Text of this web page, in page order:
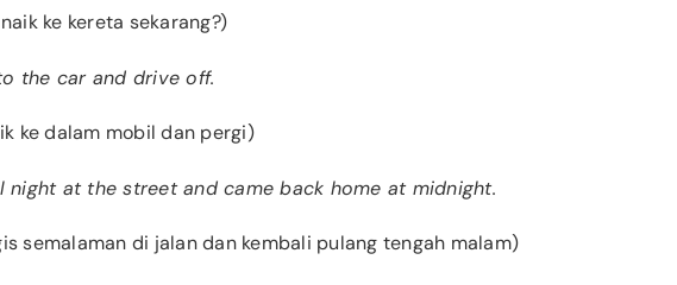
ke kereta sekarang?)
the car and drive off.
ke dalam mobil dan pergi)
night at the street and came back home at midnight.
di jalan dan kembali pulang tengah malam)